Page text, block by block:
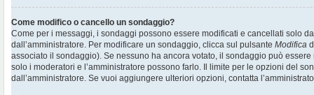
Come modifico o cancello un sondaggio?
Come per i messaggi, i sondaggi possono essere modificati e cancellati solo
dall’amministratore. Per modificare un sondaggio, clicca sul pulsante Modifica
associato il sondaggio). Se nessuno ha ancora votato, il sondaggio può
solo i moderatori e l’amministratore possono farlo. Il limite per le opzioni del
dall’amministratore. Se vuoi aggiungere ulteriori opzioni, contatta